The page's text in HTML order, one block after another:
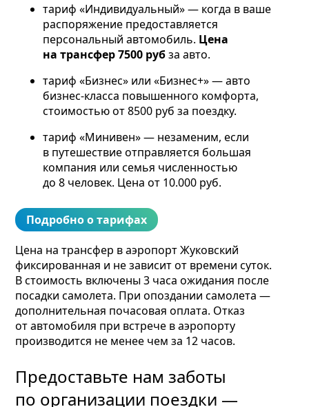
тариф «Индивидуальный» — когда в ваше
распоряжение предоставляется
персональный автомобиль. Цена
на трансфер 7500 рубза авто.
тариф «Бизнес» или «Бизнес+» — авто
бизнес-класса повышенного комфорта,
стоимостью от 8500 руб за поездку.
тариф «Минивен» — незаменим, если
в путешествие отправляется большая
компания или семья численностью
до 8 человек. Цена от 10.000 руб.
Подробно о тарифах
Цена на трансфер в аэропорт Жуковский
фиксированная и не зависит от времени суток.
В стоимость включены 3 часа ожидания после
посадки самолета. При опоздании самолета —
дополнительная почасовая оплата. Отказ
от автомобиля при встрече в аэропорту
производится не менее чем за 12 часов.
Предоставьте нам заботы
по организации поездки —